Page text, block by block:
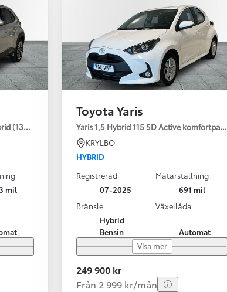
(130HK) Style V-hjul
mil
Toyota Yaris
Yaris 1,5 Hybrid 115 5D Active komfortpaket
KRYLBO
HYBRID
Registrerad
07-2025
Mätarställning
691 mil
Bränsle
Hybrid
Bensin
Växellåda
Automat
Visa mer
249 900 kr
Från 2 999 kr/mån